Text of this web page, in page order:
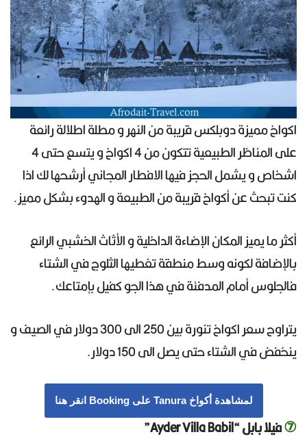
اكواخ مميزة دوبلكس قريبة من النهر و مطلة اطلالة رائعة
على المناظر الطبيعية تتكون من 4 اكواخ و يتسع حتى 4
اشخاص و يشمل الحجز فيها الافطار المجاني أرشحها لك اذا
كنت تبحث عن أكواخ قريبة من الطبيعة و الهدوء بشكل مميز.
أكثر ما يميز المكان الإضاءة الداخلية و الأثاث الخشبي الرائع
بالإضافة لكونه وسط منطقة تغطيها الثلوج في الشتاء
فالجلوس أمام المدفئة في هذا الجو كفيل بإمتاعك.
يتراوح سعر اكواخ تنورة بين 250 الى 300 دولار في الصيف و
ينخفض في الشتاء حتى يصل الى 150 دولار.
لمشاهدة أكواخ Tanura على Booking انقر هنا
⑦فيلا بابل “Ayder Villa Babil”